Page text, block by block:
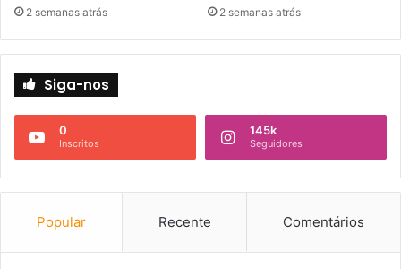
2 semanas atrás 2 semanas atrás
Siga-nos
0
Inscritos
145k
Seguidores
Popular Recente Comentários